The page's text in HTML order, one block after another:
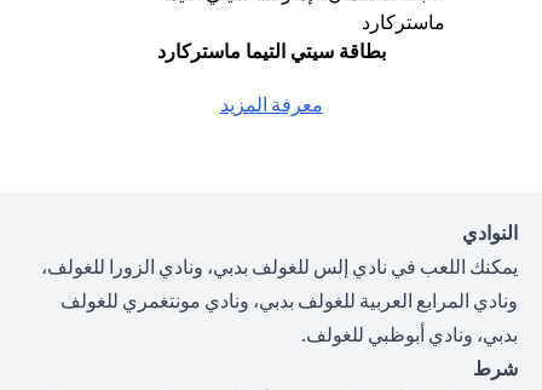
بطاقة سيتي التيما ماستركارد
معرفة المزيد
النوادي
يمكنك اللعب في نادي إلس للغولف بدبي، ونادي الزورا للغولف،
ونادي المرابع العربية للغولف بدبي، ونادي مونتغمري للغولف
بدبي، ونادي أبوظبي للغولف.
شرط